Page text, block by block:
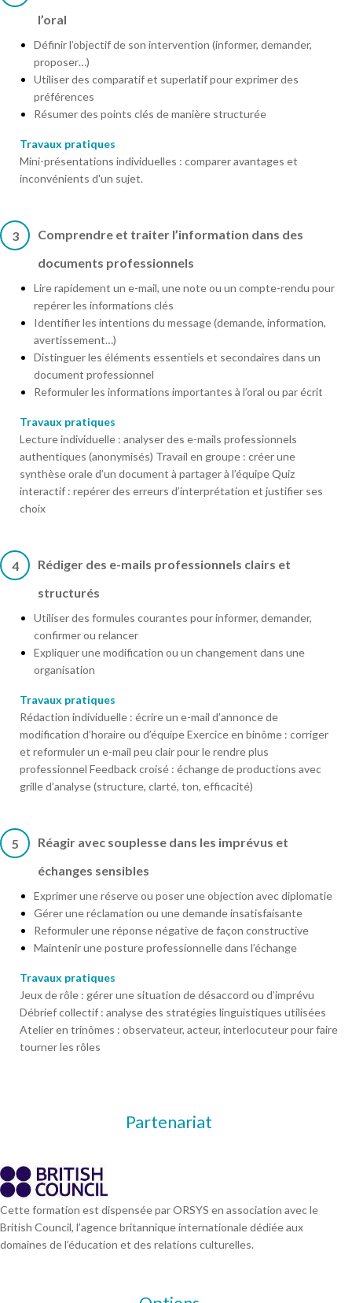
l’oral
Définir l’objectif de son intervention (informer, demander,
proposer…)
Utiliser des comparatif et superlatif pour exprimer des
préférences
Résumer des points clés de manière structurée
Travaux pratiques
Mini-présentations individuelles : comparer avantages et
inconvénients d'un sujet.
3
Comprendre et traiter l’information dans des
documents professionnels
Lire rapidement un e-mail, une note ou un compte-rendu pour
repérer les informations clés
Identifier les intentions du message (demande, information,
avertissement…)
Distinguer les éléments essentiels et secondaires dans un
document professionnel
Reformuler les informations importantes à l’oral ou par écrit
Travaux pratiques
Lecture individuelle : analyser des e-mails professionnels
authentiques (anonymisés) Travail en groupe : créer une
synthèse orale d’un document à partager à l’équipe Quiz
interactif : repérer des erreurs d’interprétation et justifier ses
choix
4
Rédiger des e-mails professionnels clairs et
structurés
Utiliser des formules courantes pour informer, demander,
confirmer ou relancer
Expliquer une modification ou un changement dans une
organisation
Travaux pratiques
Rédaction individuelle : écrire un e-mail d’annonce de
modification d’horaire ou d’équipe Exercice en binôme : corriger
et reformuler un e-mail peu clair pour le rendre plus
professionnel Feedback croisé : échange de productions avec
grille d’analyse (structure, clarté, ton, efficacité)
5
Réagir avec souplesse dans les imprévus et
échanges sensibles
Exprimer une réserve ou poser une objection avec diplomatie
Gérer une réclamation ou une demande insatisfaisante
Reformuler une réponse négative de façon constructive
Maintenir une posture professionnelle dans l’échange
Travaux pratiques
Jeux de rôle : gérer une situation de désaccord ou d’imprévu
Débrief collectif : analyse des stratégies linguistiques utilisées
Atelier en trinômes : observateur, acteur, interlocuteur pour faire
tourner les rôles
Partenariat
Cette formation est dispensée par ORSYS en association avec le
British Council, l’agence britannique internationale dédiée aux
domaines de l’éducation et des relations culturelles.